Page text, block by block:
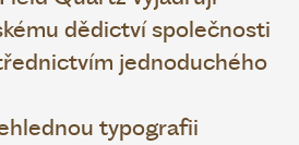
dědictví společnosti
jednoduchého
typografii